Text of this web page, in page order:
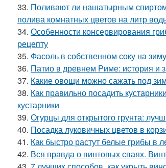
33. Поливают ли нашатырным
полива комнатных цветов на литр
34. Особенности консервирования
рецепту
35. Фасоль в собственном соку на
36. Патио в древнем Риме: история и
37. Какие овощи можно сажать под
38. Как правильно посадить
кустарники
39. Огурцы для открытого грунта:
40. Посадка луковичных цветов в
41. Как быстро растут белые грибы в
42. Вся правда о винтовых сваях.